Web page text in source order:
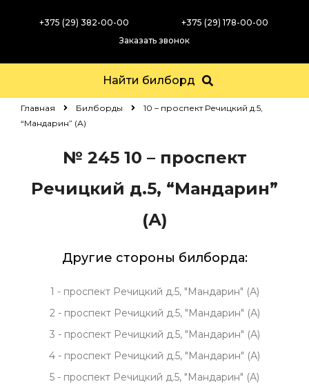
+375 (29) 382-00-00
+375 (29) 178-00-00
Заказать звонок
Найти билборд
Главная Билборды
10 – проспект Речицкий д.5,
“Мандарин” (А)
№ 24510 – проспект
Речицкий д.5, “Мандарин”
(А)
Другие стороны билборда:
1 - проспект Речицкий д.5, "Мандарин" (А)
2 - проспект Речицкий д.5, "Мандарин" (А)
3 - проспект Речицкий д.5, "Мандарин" (А)
4 - проспект Речицкий д.5, "Мандарин" (А)
5 - проспект Речицкий д.5, "Мандарин" (А)